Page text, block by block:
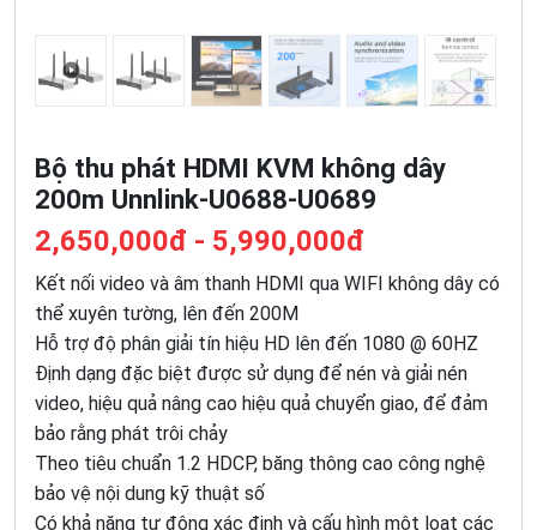
Bộ thu phát HDMI KVM không dây
200m Unnlink-U0688-U0689
2,650,000đ - 5,990,000đ
Kết nối video và âm thanh HDMI qua WIFI không dây có
thể xuyên tường, lên đến 200M
Hỗ trợ độ phân giải tín hiệu HD lên đến 1080 @ 60HZ
Định dạng đặc biệt được sử dụng để nén và giải nén
video, hiệu quả nâng cao hiệu quả chuyển giao, để đảm
bảo rằng phát trôi chảy
Theo tiêu chuẩn 1.2 HDCP, băng thông cao công nghệ
bảo vệ nội dung kỹ thuật số
Có khả năng tự động xác định và cấu hình một loạt các